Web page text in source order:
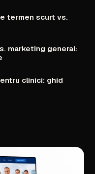
termen scurt vs.
marketing general:
clinici: ghid